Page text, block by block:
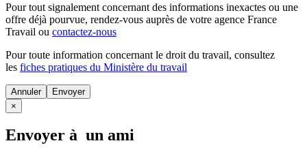
Pour tout signalement concernant des informations inexactes ou une
offre déjà pourvue, rendez-vous auprès de votre agence France
Travail ou contactez-nous
Pour toute information concernant le droit du travail, consultez
les fiches pratiques du Ministère du travail
Annuler
×
Envoyer à un ami